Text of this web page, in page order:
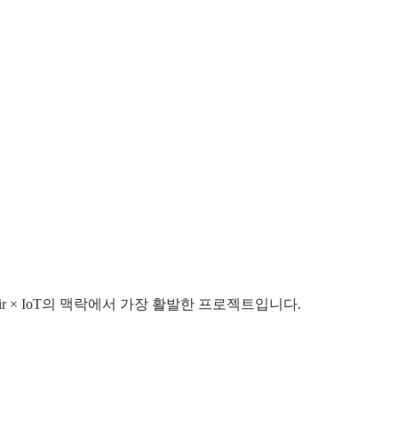
× IoT의 맥락에서 가장 활발한 프로젝트입니다.